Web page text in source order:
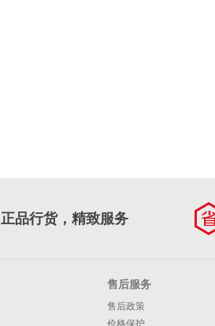
正品行货，精致服务
售后服务
售后政策
价格保护